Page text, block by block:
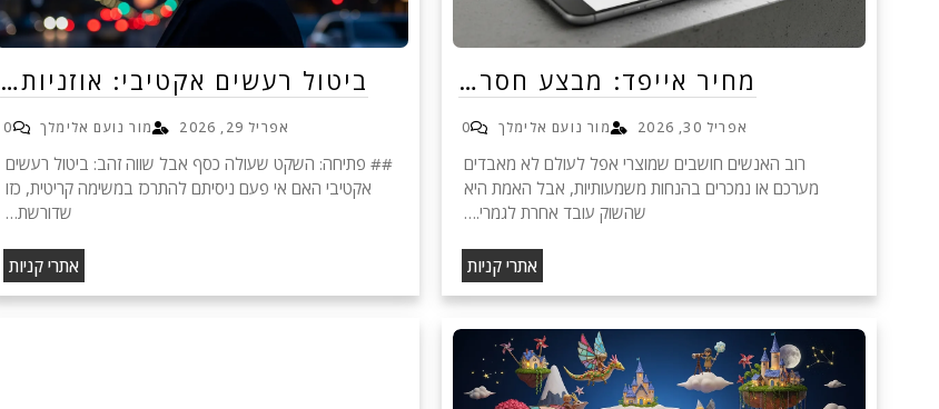
מחיר אייפד: מבצע חסר…
אפריל 30, 2026 מור נועם אלימלך 0
רוב האנשים חושבים שמוצרי אפל לעולם לא מאבדים
מערכם או נמכרים בהנחות משמעותיות, אבל האמת היא
שהשוק עובד אחרת לגמרי.…
אתרי קניות
ביטול רעשים אקטיבי: אוזניות…
אפריל 29, 2026 מור נועם אלימלך 0
## פתיחה: השקט שעולה כסף אבל שווה זהב: ביטול רעשים
אקטיבי האם אי פעם ניסיתם להתרכז במשימה קריטית, כזו
שדורשת…
אתרי קניות